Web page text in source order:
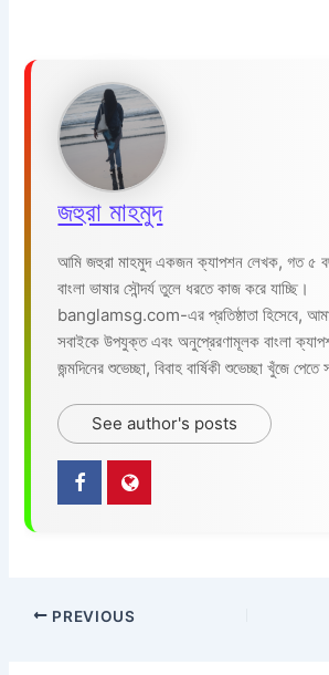
জহুরা মাহমুদ
আমি জহুরা মাহমুদ একজন ক্যাপশন লেখক, গত ৫
বাংলা ভাষার সৌন্দর্য তুলে ধরতে কাজ করে যাচ্ছি।
banglamsg.com-এর প্রতিষ্ঠাতা হিসেবে,
সবাইকে উপযুক্ত এবং অনুপ্রেরণামূলক বাংলা
জন্মদিনের শুভেচ্ছা, বিবাহ বার্ষিকী শুভেচ্ছা খুঁজে পেতে
See author's posts
PREVIOUS